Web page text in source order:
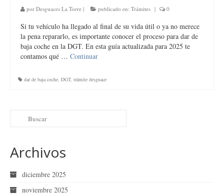
por Desguaces La Torre | publicado en: Trámites | 0
Si tu vehículo ha llegado al final de su vida útil o ya no merece
la pena repararlo, es importante conocer el proceso para dar de
baja coche en la DGT. En esta guía actualizada para 2025 te
contamos qué … Continuar
dar de baja coche, DGT, trámite desguace
Archivos
diciembre 2025
noviembre 2025